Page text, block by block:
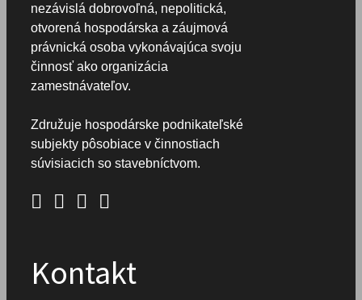
nezávislá dobrovoľná, nepolitická,
otvorená hospodárska a záujmová
právnická osoba vykonávajúca svoju
činnosť ako organizácia
zamestnávateľov.
Združuje hospodárske podnikateľské
subjekty pôsobiace v činnostiach
súvisiacich so stavebníctvom.
Kontakt